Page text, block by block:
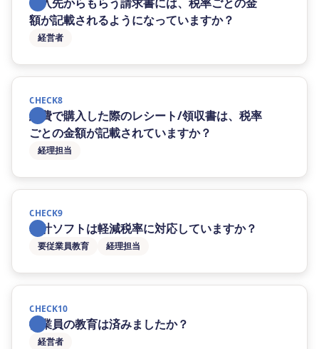
額が記載されるようになっていますか？
経営者
CHECK8
経費で購入した際のレシート/領収書は、税率
ごとの金額が記載されていますか？
経理担当
CHECK9
会計ソフトは軽減税率に対応していますか？
要従業員教育 経理担当
CHECK10
従業員の教育は済みましたか？
経営者